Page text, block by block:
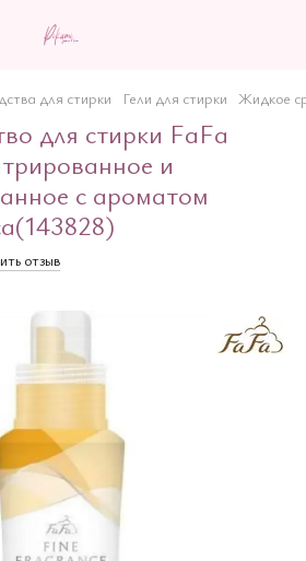
для стирки Гели для стирки Жидкое
для стирки FaFa
и
с ароматом
отзыв